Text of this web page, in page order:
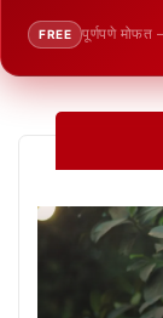
FREE पूर्णपणे मोफत